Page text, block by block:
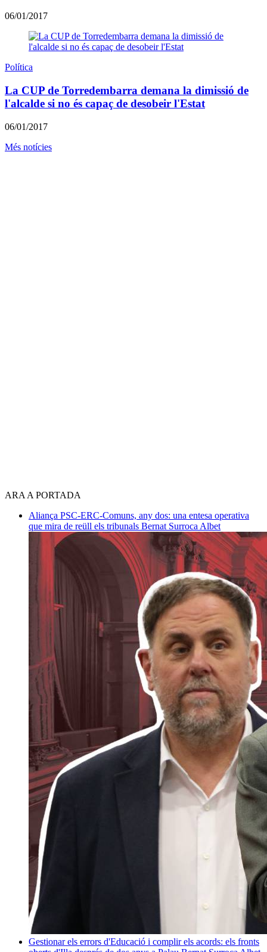
06/01/2017
Política
La CUP de Torredembarra demana la dimissió de
l'alcalde si no és capaç de desobeir l'Estat
06/01/2017
Més notícies
ARA A PORTADA
Aliança PSC-ERC-Comuns, any dos: una entesa operativa
que mira de reüll els tribunals Bernat Surroca Albet
Gestionar els errors d'Educació i complir els acords: els fronts